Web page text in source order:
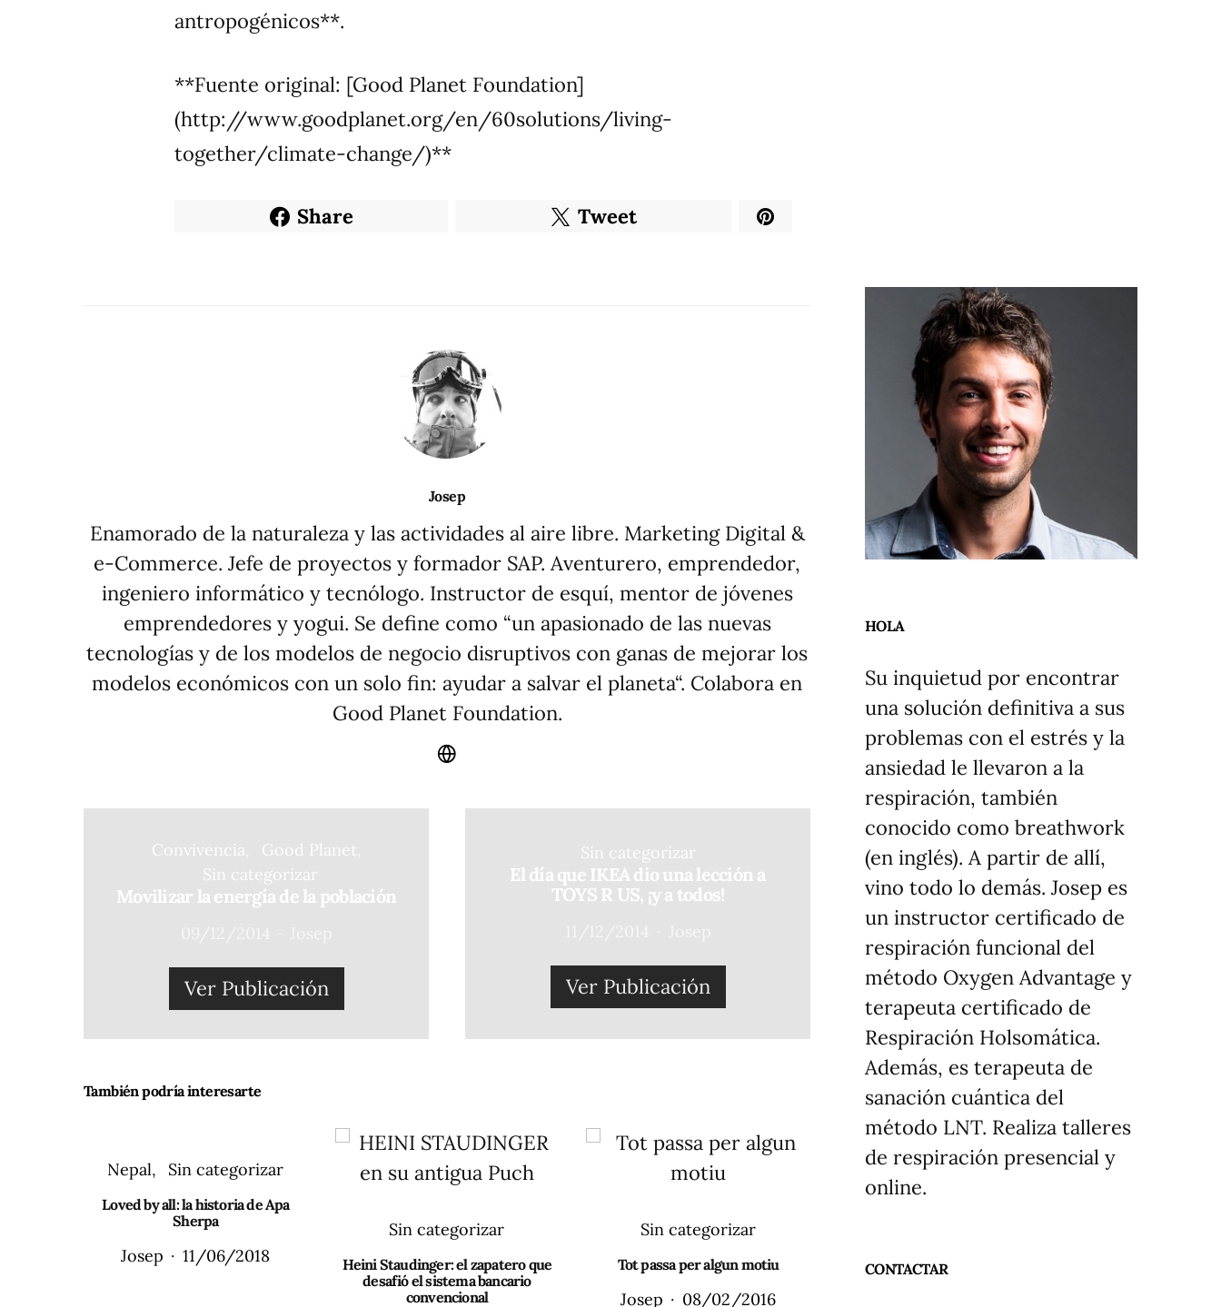
antropogénicos**.
**Fuente original: [Good Planet Foundation]
(http://www.goodplanet.org/en/60solutions/living-
together/climate-change/)**
Share Tweet
Josep
Enamorado de la naturaleza y las actividades al aire libre. Marketing Digital &
e-Commerce. Jefe de proyectos y formador SAP. Aventurero, emprendedor,
ingeniero informático y tecnólogo. Instructor de esquí, mentor de jóvenes
emprendedores y yogui. Se define como “un apasionado de las nuevas
tecnologías y de los modelos de negocio disruptivos con ganas de mejorar los
modelos económicos con un solo fin: ayudar a salvar el planeta“. Colabora en
Good Planet Foundation.
Convivencia
Good Planet
Sin categorizar
Movilizar la energía de la población
Ver Publicación
Sin categorizar
El día que IKEA dio una lección a
TOYS R US, ¡y a todos!
Ver Publicación
También podría interesarte
Nepal Sin categorizar
Loved by all: la historia de Apa
Sherpa
Josep 11/06/2018
Sin categorizar
Heini Staudinger: el zapatero que
desafió el sistema bancario
convencional
Sin categorizar
Tot passa per algun motiu
Josep
08/02/2016
HOLA
Su inquietud por encontrar
una solución definitiva a sus
problemas con el estrés y la
ansiedad le llevaron a la
respiración, también
conocido como breathwork
(en inglés). A partir de allí,
vino todo lo demás. Josep es
un instructor certificado de
respiración funcional del
método Oxygen Advantage y
terapeuta certificado de
Respiración Holsomática.
Además, es terapeuta de
sanación cuántica del
método LNT. Realiza talleres
de respiración presencial y
online.
CONTACTAR